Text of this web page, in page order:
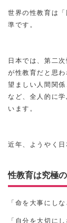
世界の性教育は
準です。
日本では、第二
が性教育だと思
望ましい人間関
など、全人的に
います。
近年、ようやく
性教育は究極
「命を大事にしな
「自分を大切にし